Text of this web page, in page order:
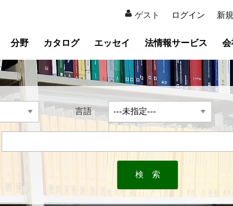
ゲスト ログイン 新
分野 カタログ エッセイ 法情報サービス 会
言語